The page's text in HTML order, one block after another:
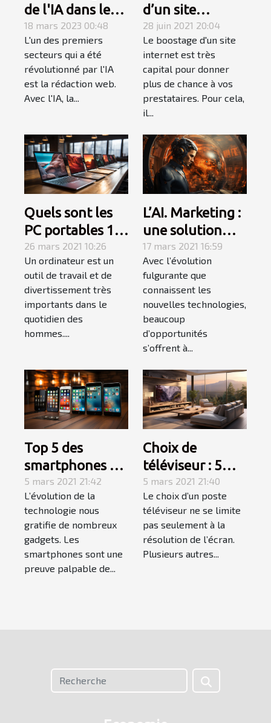
de l'IA dans le
domaine de la
rédaction web
18 mars 2023 00:48
L'un des premiers
secteurs qui a été
révolutionné par l'IA
est la rédaction web.
Avec l'IA, la...
d’un site
internet : ce
qu’il faut
apprendre!
28 juin 2021 20:04
Le boostage d'un site
internet est très
capital pour donner
plus de chance à vos
prestataires. Pour cela,
il...
Quels sont les
PC portables 13
pouces en solde
en 2021 ?
26 mars 2021 10:26
Un ordinateur est un
outil de travail et de
divertissement très
importants dans le
quotidien des
hommes....
L’AI. Marketing :
une solution
pour augmenter
votre chiffre
d’affaires cette
année !
17 mars 2021 16:59
Avec l’évolution
fulgurante que
connaissent les
nouvelles technologies,
beaucoup
d’opportunités
s’offrent à...
Top 5 des
smartphones à
absolument
acheter
5 mars 2021 21:42
L’évolution de la
technologie nous
gratifie de nombreux
gadgets. Les
smartphones sont une
preuve palpable de...
Choix de
téléviseur : 5
caractéristiques
à prendre en
considération
5 mars 2021 21:40
Le choix d’un poste
téléviseur ne se limite
pas seulement à la
résolution de l’écran.
Plusieurs autres...